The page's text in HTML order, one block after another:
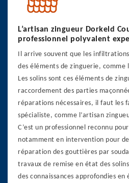
L’artisan zingueur Dorkeld
professionnel polyvalent
Il arrive souvent que les
des éléments de zinguerie, comme
Les solins sont ces éléments de
raccordement des parties
réparations nécessaires, il faut les
spécialiste, comme l’artisan
C’est un professionnel reconnu
notamment en intervention pour
réparation des gouttières par
travaux de remise en état des
des connaissances approfondies